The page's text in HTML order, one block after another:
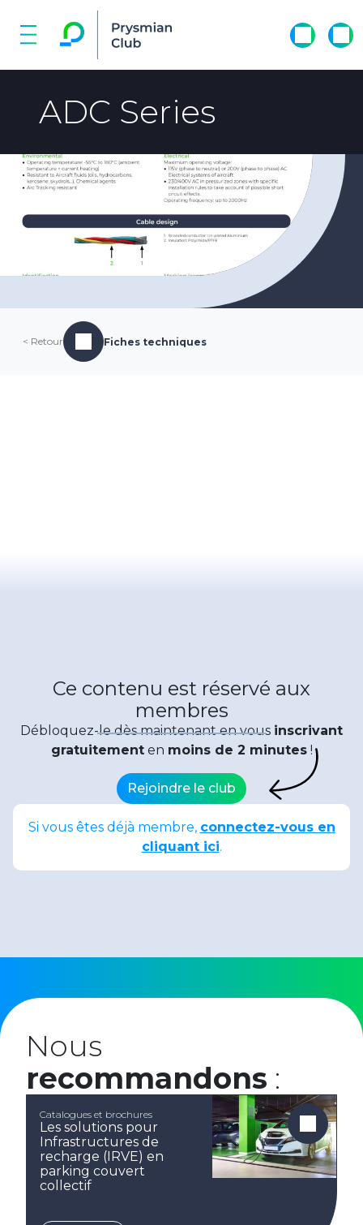
ADC Series
< Retour Fiches techniques
Ce contenu est réservé aux
membres
Débloquez-le dès maintenant en vous inscrivant
gratuitementen moins de 2 minutes!
Rejoindre le club
Si vous êtes déjà membre, connectez-vous en
cliquant ici.
Nous
recommandons :
Catalogues et brochures
Les solutions pour
Infrastructures de
recharge (IRVE) en
parking couvert
collectif